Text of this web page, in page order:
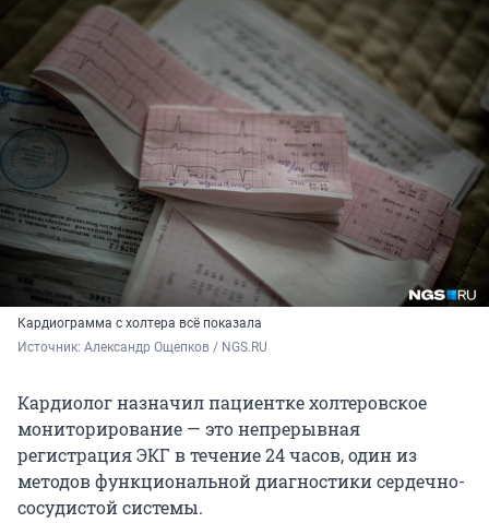
Кардиограмма с холтера всё показала
Источник: Александр Ощепков / NGS.RU
Кардиолог назначил пациентке холтеровское
мониторирование — это непрерывная
регистрация ЭКГ в течение 24 часов, один из
методов функциональной диагностики сердечно-
сосудистой системы.